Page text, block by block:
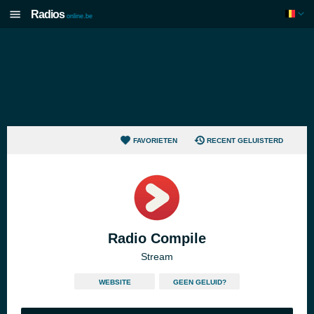
Radios online.be
FAVORIETEN RECENT GELUISTERD
Radio Compile
Stream
WEBSITE GEEN GELUID?